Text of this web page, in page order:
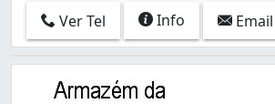
Ver Tel Info Email